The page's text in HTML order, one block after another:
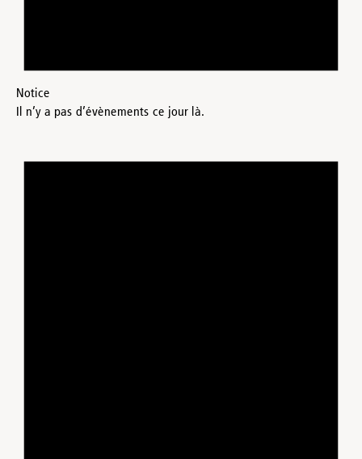
Notice
Il n’y a pas d’évènements ce jour là.